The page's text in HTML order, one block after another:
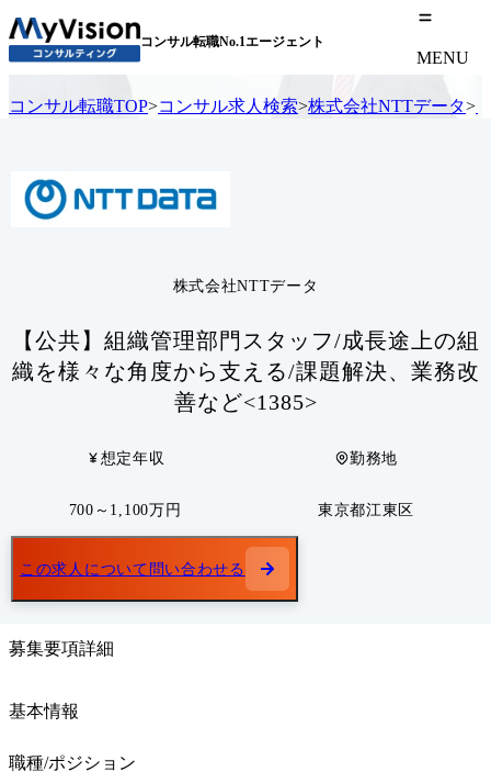
コンサル転職No.1エージェント
MENU
コンサル転職TOP>コンサル求人検索>株式会社NTTデータ>
株式会社NTTデータ
【公共】組織管理部門スタッフ/成長途上の組
織を様々な角度から支える/課題解決、業務改
善など<1385>
想定年収
700～1,100万円
勤務地
東京都江東区
この求人について問い合わせる
募集要項詳細
基本情報
職種/ポジション